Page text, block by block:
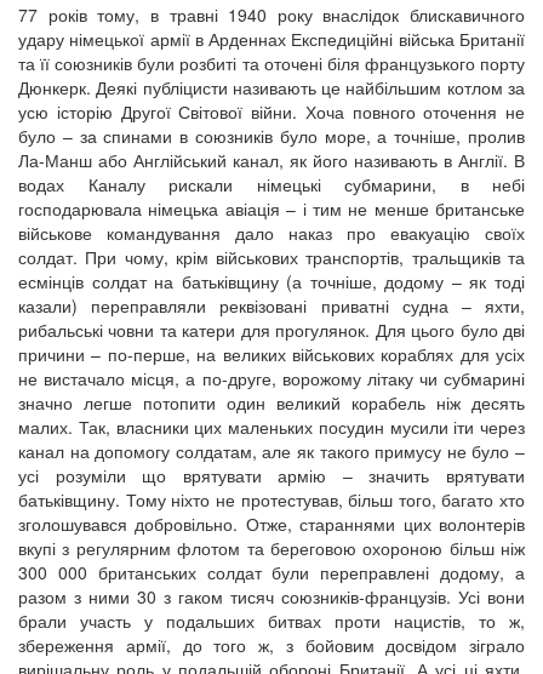
77 років тому, в травні 1940 року внаслідок блискавичного
удару німецької армії в Арденнах Експедиційні війська Британії
та її союзників були розбиті та оточені біля французького порту
Дюнкерк. Деякі публіцисти називають це найбільшим котлом за
усю історію Другої Світової війни. Хоча повного оточення не
було – за спинами в союзників було море, а точніше, пролив
Ла-Манш або Англійський канал, як його називають в Англії. В
водах Каналу рискали німецькі субмарини, в небі
господарювала німецька авіація – і тим не менше британське
військове командування дало наказ про евакуацію своїх
солдат. При чому, крім військових транспортів, тральщиків та
есмінців солдат на батьківщину (а точніше, додому – як тоді
казали) переправляли реквізовані приватні судна – яхти,
рибальські човни та катери для прогулянок. Для цього було дві
причини – по-перше, на великих військових кораблях для усіх
не вистачало місця, а по-друге, ворожому літаку чи субмарині
значно легше потопити один великий корабель ніж десять
малих. Так, власники цих маленьких посудин мусили іти через
канал на допомогу солдатам, але як такого примусу не було –
усі розуміли що врятувати армію – значить врятувати
батьківщину. Тому ніхто не протестував, більш того, багато хто
зголошувався добровільно. Отже, стараннями цих волонтерів
вкупі з регулярним флотом та береговою охороною більш ніж
300 000 британських солдат були переправлені додому, а
разом з ними 30 з гаком тисяч союзників-французів. Усі вони
брали участь у подальших битвах проти нацистів, то ж,
збереження армії, до того ж, з бойовим досвідом зіграло
вирішальну роль у подальшій обороні Британії. А усі ці яхти,